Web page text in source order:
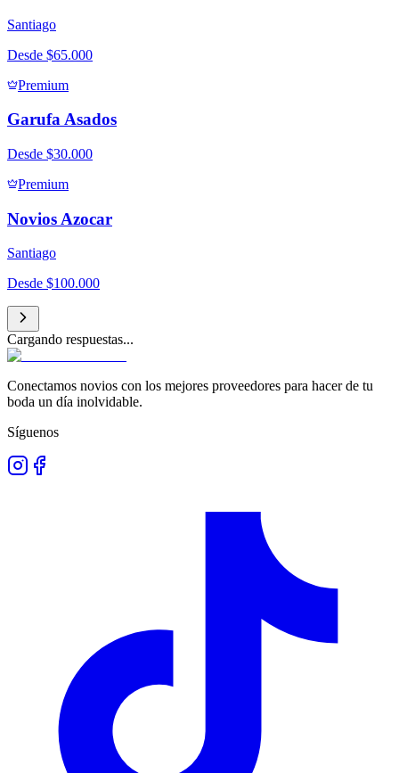
Santiago
Desde $65.000
Premium
Garufa Asados
Desde $30.000
Premium
Novios Azocar
Santiago
Desde $100.000
Cargando respuestas...
Conectamos novios con los mejores proveedores para hacer de tu
boda un día inolvidable.
Síguenos